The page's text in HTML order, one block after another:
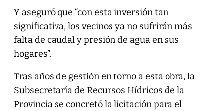
Y aseguró que “con esta inversión tan
significativa, los vecinos ya no sufrirán más
falta de caudal y presión de agua en sus
hogares”.
Tras años de gestión en torno a esta obra, la
Subsecretaría de Recursos Hídricos de la
Provincia se concretó la licitación para el